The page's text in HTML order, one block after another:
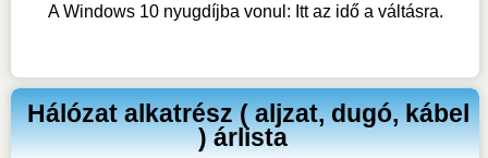
A Windows 10 nyugdíjba vonul: Itt az idő a váltásra.
Hálózat alkatrész ( aljzat, dugó, kábel
) árlista